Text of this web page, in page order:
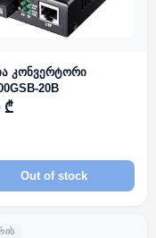
კონვერტორი
20B
₾
Out of stock